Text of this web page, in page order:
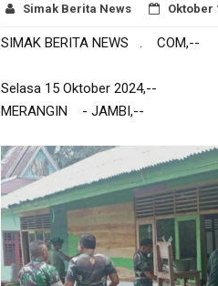
Simak Berita News Oktober
SIMAK BERITA NEWS . COM,--
Selasa 15 Oktober 2024,--
MERANGIN - JAMBI,--